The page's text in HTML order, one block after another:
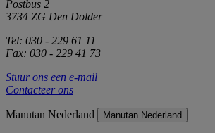
Postbus 2
3734 ZG Den Dolder
Tel: 030 - 229 61 11
Fax: 030 - 229 41 73
Stuur ons een e-mail
Contacteer ons
Manutan Nederland Manutan Nederland